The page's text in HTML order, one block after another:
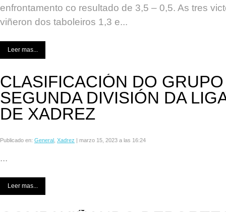
enfrontamento co resultado de 3,5 – 0,5. As tres
viñeron dos taboleiros 1,3 e...
Leer mas...
CLASIFICACIÓN DO
SEGUNDA DIVISIÓN DA
DE XADREZ
Publicado en: General Xadrez marzo 15, 2023 a las 16:24
...
Leer mas...